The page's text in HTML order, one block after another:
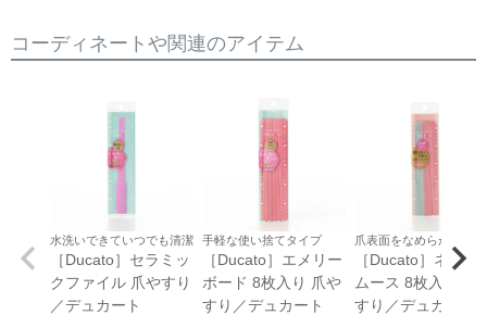
コーディネートや関連のアイテム
水洗いできていつでも清潔
［Ducato］セラミッ
クファイル 爪やすり
／デュカート
手軽な使い捨てタイプ
［Ducato］エメリー
ボード 8枚入り 爪や
すり／デュカート
爪表面をなめらかに整
［Ducato］ネイル
ムース 8枚入り 爪
すり／デュカート